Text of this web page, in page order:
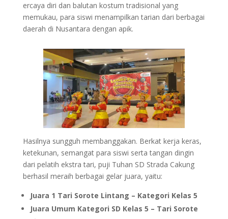
ercaya diri dan balutan kostum tradisional yang
memukau, para siswi menampilkan tarian dari berbagai
daerah di Nusantara dengan apik.
Hasilnya sungguh membanggakan. Berkat kerja keras,
ketekunan, semangat para siswi serta tangan dingin
dari pelatih ekstra tari, puji Tuhan SD Strada Cakung
berhasil meraih berbagai gelar juara, yaitu:
Juara 1 Tari Sorote Lintang – Kategori Kelas 5
Juara Umum Kategori SD Kelas 5 – Tari Sorote